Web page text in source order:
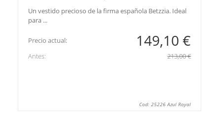
Un vestido precioso de la firma española Betzzia. Ideal
para ...
Precio actual: 149,10 €
Antes: 213,00 €
Cod: 25226 Azul Royal